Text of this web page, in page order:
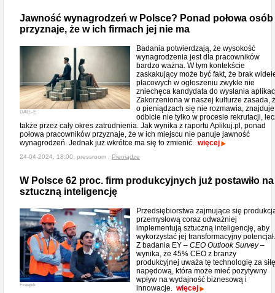
Jawność wynagrodzeń w Polsce? Ponad połowa osób
przyznaje, że w ich firmach jej nie ma
DALL-E
Badania potwierdzają, że wysokość
wynagrodzenia jest dla pracowników
bardzo ważna. W tym kontekście
zaskakujący może być fakt, że brak
płacowych w ogłoszeniu zwykle nie
zniechęca kandydata do wysłania
Zakorzeniona w naszej kulturze zasada,
o pieniądzach się nie rozmawia, znajduje
odbicie nie tylko w procesie rekrutacji,
także przez cały okres zatrudnienia. Jak wynika z raportu Aplikuj.pl, ponad
połowa pracowników przyznaje, że w ich miejscu nie panuje jawność
wynagrodzeń. Jednak już wkrótce ma się to zmienić. więcej
24-04-2024, 18:00, pressroom , Pieniądze
W Polsce 62 proc. firm produkcyjnych już postawiło na
sztuczną inteligencję
Freepik
Przedsiębiorstwa zajmujące się
przemysłową coraz odważniej
implementują sztuczną inteligencję, aby
wykorzystać jej transformacyjny potencjał.
Z badania EY – CEO Outlook Survey–
wynika, że 45% CEO z branży
produkcyjnej uważa tę technologię za siłę
napędową, która może mieć pozytywny
wpływ na wydajność biznesową i
innowacje. więcej